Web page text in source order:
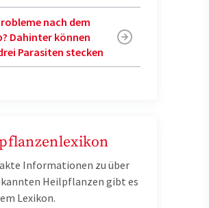
nach dem
Dahinter können
Parasiten stecken
Informationen zu über
Heilpflanzen gibt es
Lexikon.